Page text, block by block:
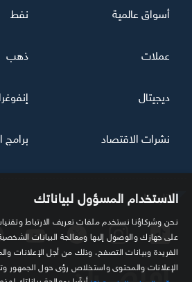
تابعنا
أسواق عالمية نفط
عملات ذهب
ديجيتال
نشرات الاقتصاد برامج
الاستخدام المسؤول لبياناتك
نحن وشركاؤنا نستخدم ملفات تعريف الارتباط
الفريدة وبيانات التصفح، وذلك من أجل
الإعلانات والمحتوى واستخلاص رؤى حول الجمهور
أيضًا بمعالجة بياناتك